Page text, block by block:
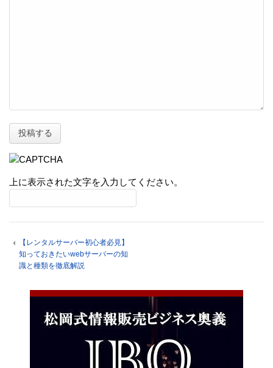
上に表示された文字を入力してください。
【レンタルサーバー初心者必見】
知っておきたいwebサーバーの知
識と種類を徹底解説